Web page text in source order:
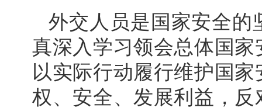
外交人员是国家安全的
真深入学习领会总体国
以实际行动履行维护国
权、安全、发展利益，